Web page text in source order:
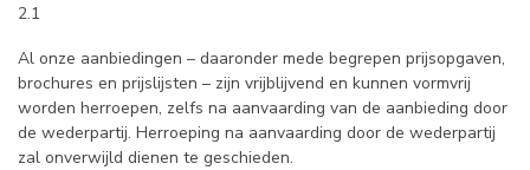
2.1
Al onze aanbiedingen – daaronder mede begrepen prijsopgaven,
brochures en prijslijsten – zijn vrijblijvend en kunnen vormvrij
worden herroepen, zelfs na aanvaarding van de aanbieding door
de wederpartij. Herroeping na aanvaarding door de wederpartij
zal onverwijld dienen te geschieden.